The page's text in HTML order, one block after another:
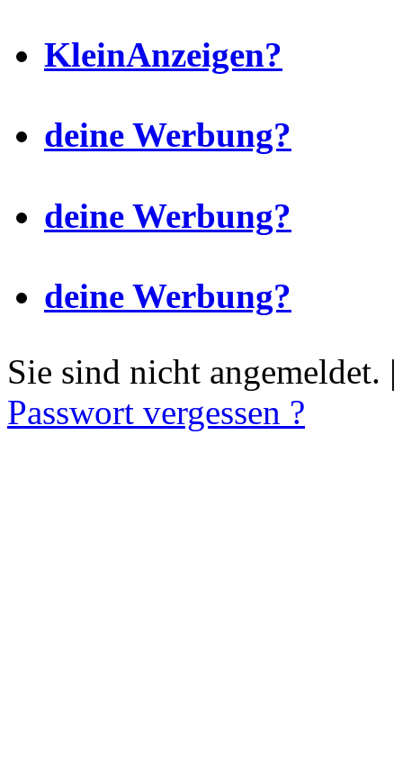
KleinAnzeigen?
deine Werbung?
deine Werbung?
deine Werbung?
Sie sind nicht angemeldet. |
Passwort vergessen ?